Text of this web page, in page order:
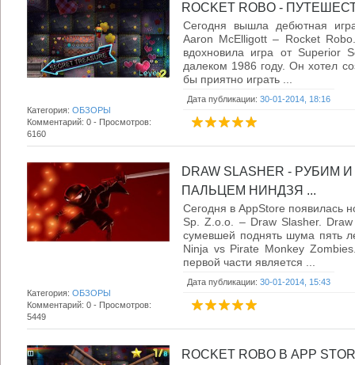
ROCKET ROBO -
Сегодня вышла дебютная
Aaron McElligott – Rocket
вдохновила игра от Superior
далеком 1986 году. Он хотел
бы приятно играть ...
Дата публикации: 30-01-2014, 18:16
Категория: ОБЗОРЫ
Комментарий: 0 - Просмотров:
6160
DRAW SLASHER -
ПАЛЬЦЕМ НИНДЗЯ ...
Сегодня в AppStore появилась
Sp. Z.o.o. – Draw Slasher.
сумевшей поднять шума пять
Ninja vs Pirate Monkey
первой части является ...
Дата публикации: 30-01-2014, 15:43
Категория: ОБЗОРЫ
Комментарий: 0 - Просмотров:
5449
ROCKET ROBO В APP